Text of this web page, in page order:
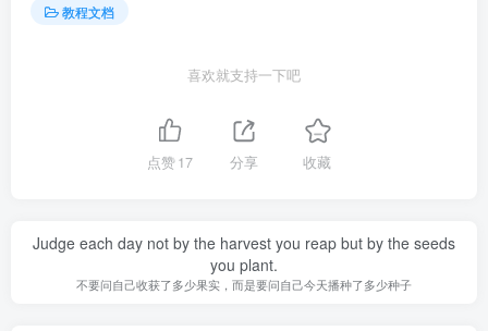
教程文档
喜欢就支持一下吧
点赞17 分享 收藏
Judge each day not by the harvest you reap but by the seeds
you plant.
不要问自己收获了多少果实，而是要问自己今天播种了多少种子